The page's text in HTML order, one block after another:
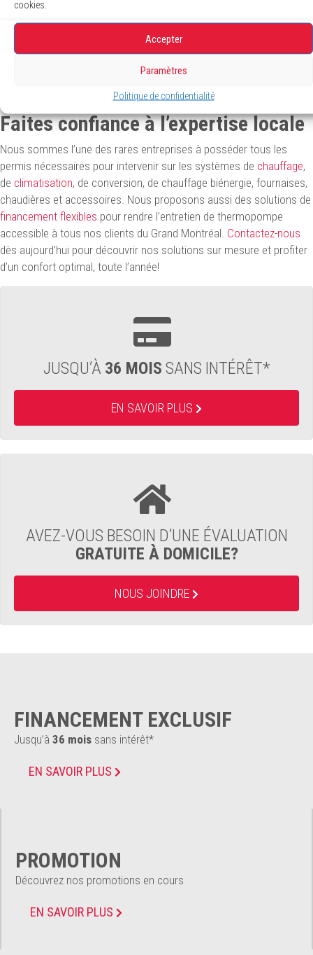
cookies.
Accepter
Paramètres
Politique de confidentialité
JUSQU’À 36 MOIS SANS INTÉRÊT*
EN SAVOIR PLUS
AVEZ-VOUS BESOIN D’UNE ÉVALUATION
GRATUITE À DOMICILE?
NOUS JOINDRE
nettoyage de conduits d’air
garantir la qualité de l’air intérieur.
Faites confiance à l’expertise locale
Nous sommes l’une des rares entreprises à posséder tous les
permis nécessaires pour intervenir sur les systèmes de chauffage,
de climatisation, de conversion, de chauffage biénergie, fournaises,
chaudières et accessoires. Nous proposons aussi des solutions de
financement flexibles pour rendre l’entretien de thermopompe
accessible à tous nos clients du Grand Montréal. Contactez-nous
dès aujourd’hui pour découvrir nos solutions sur mesure et profiter
d’un confort optimal, toute l’année!
FINANCEMENT EXCLUSIF
Jusqu’à 36 mois sans intérêt*
EN SAVOIR PLUS
PROMOTION
Découvrez nos promotions en cours
EN SAVOIR PLUS